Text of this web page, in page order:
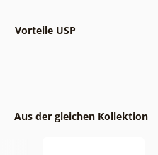
Vorteile USP
Aus der gleichen Kollektion